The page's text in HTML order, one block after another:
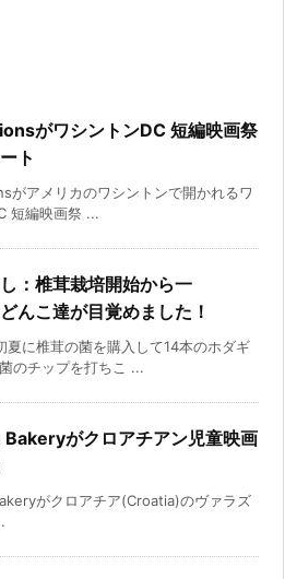
がワシントンDC 短編映画祭
ト
がアメリカのワシントンで開かれるワ
短編映画祭 ...
：椎茸栽培開始から一
んこ達が目覚めました！
夏に椎茸の菌を購入して14本のホダギ
のチップを打ちこ ...
がクロアチアン児童映画
がクロアチア(Croatia)のヴァラズ